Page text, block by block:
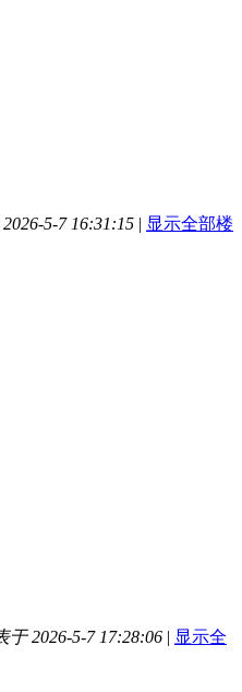
5-7 16:31:15 | 显示全部楼
于 2026-5-7 17:28:06 | 显示全